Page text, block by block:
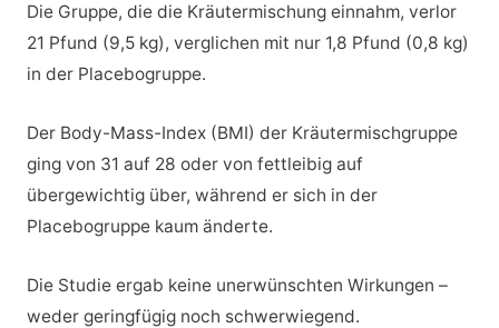
Die Gruppe, die die Kräutermischung einnahm, verlor
21 Pfund (9,5 kg), verglichen mit nur 1,8 Pfund (0,8 kg)
in der Placebogruppe.
Der Body-Mass-Index (BMI) der Kräutermischgruppe
ging von 31 auf 28 oder von fettleibig auf
übergewichtig über, während er sich in der
Placebogruppe kaum änderte.
Die Studie ergab keine unerwünschten Wirkungen –
weder geringfügig noch schwerwiegend.